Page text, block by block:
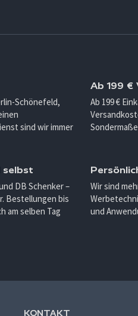
Schönefeld,
sind wir immer
Ab 199 €
Ab 199 €
selbst
DB Schenker –
Bestellungen bis
am selben Tag
Wir sind
und
KONTAKT